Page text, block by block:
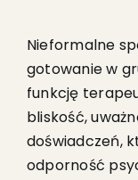
Nieformalne
gotowanie w
funkcję
bliskość,
doświadczeń,
odporność